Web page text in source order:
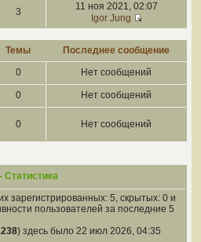
3
11 ноя 2021, 02:07
Igor Jung
Темы Последнее сообщение
0 Нет сообщений
0 Нет сообщений
0 Нет сообщений
- Статистика
зарегистрированных: 5, скрытых: 0 и
пользователей за последние 5
) здесь было 22 июл 2026, 04:35